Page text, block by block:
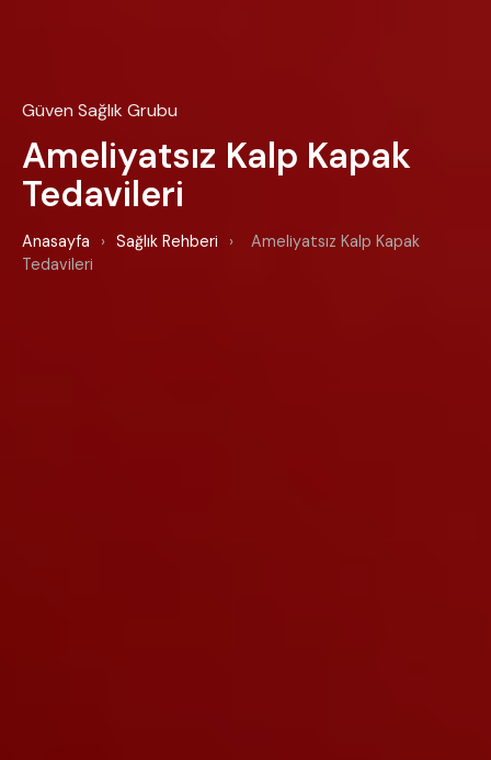
Güven Sağlık Grubu
Ameliyatsız Kalp Kapak
Tedavileri
Anasayfa › Sağlık Rehberi ›
Ameliyatsız Kalp Kapak
Tedavileri